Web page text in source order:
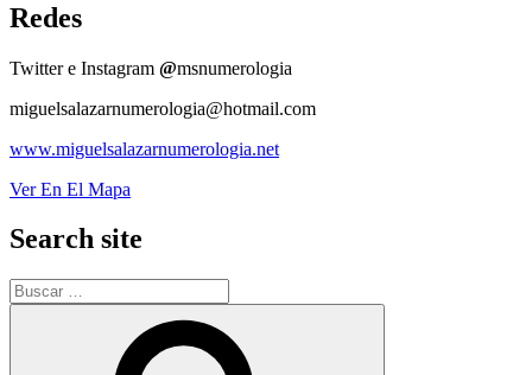
Redes
Twitter e Instagram @msnumerologia
miguelsalazarnumerologia@hotmail.com
www.miguelsalazarnumerologia.net
Ver En El Mapa
Search site
Buscar
por: